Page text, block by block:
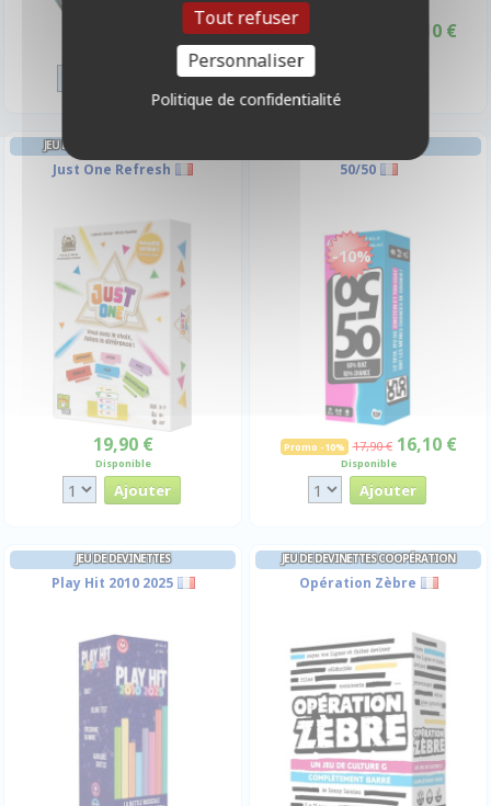
Promo -10% 16,10 €
JEU DE DEVINETTES BEST-SELLER
Just One Refresh
19,90 €
Disponible
50/50
-10%
Promo -10% 17,90 € 16,10 €
Disponible
JEU DE DEVINETTES
Play Hit 2010 2025
JEU DE DEVINETTES COOPÉRATION
Opération Zèbre
Tout refuser
Personnaliser
Politique de confidentialité